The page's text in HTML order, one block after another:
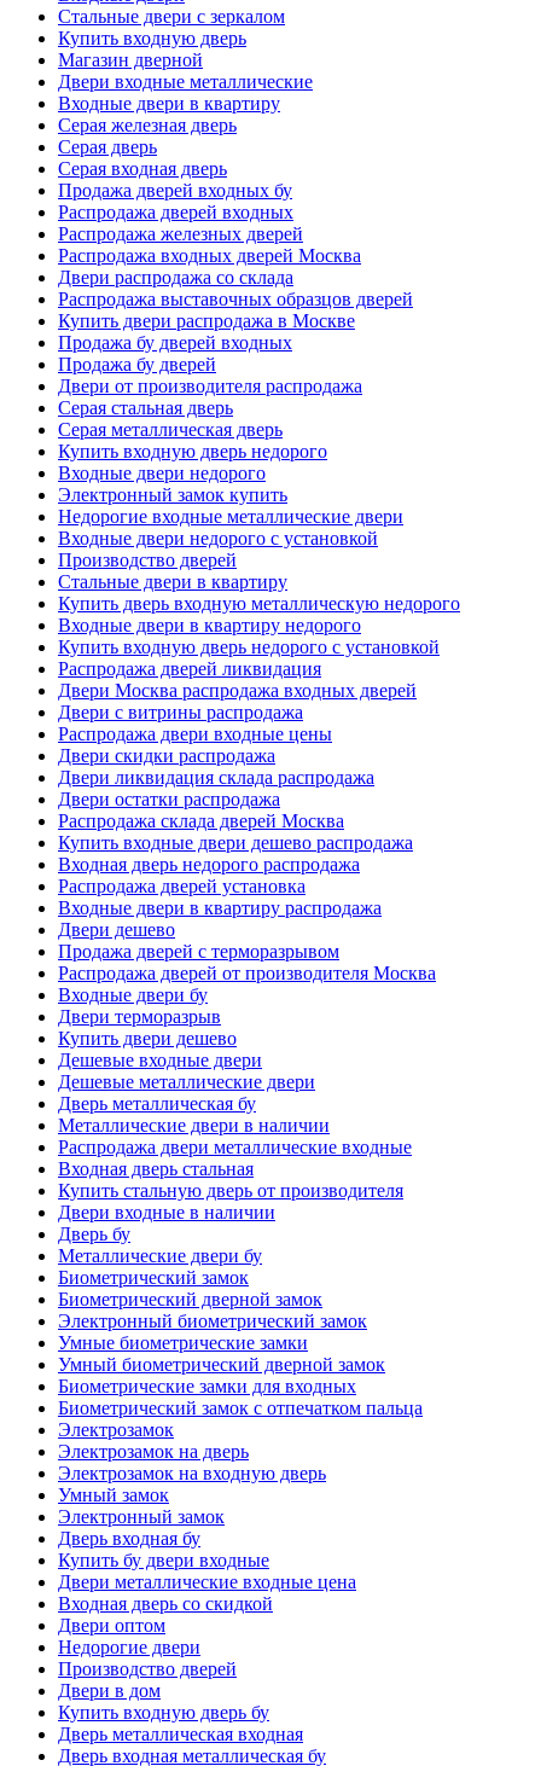
Стальные двери с зеркалом
Купить входную дверь
Магазин дверной
Двери входные металлические
Входные двери в квартиру
Серая железная дверь
Серая дверь
Серая входная дверь
Продажа дверей входных бу
Распродажа дверей входных
Распродажа железных дверей
Распродажа входных дверей Москва
Двери распродажа со склада
Распродажа выставочных образцов дверей
Купить двери распродажа в Москве
Продажа бу дверей входных
Продажа бу дверей
Двери от производителя распродажа
Серая стальная дверь
Серая металлическая дверь
Купить входную дверь недорого
Входные двери недорого
Электронный замок купить
Недорогие входные металлические двери
Входные двери недорого с установкой
Производство дверей
Стальные двери в квартиру
Купить дверь входную металлическую недорого
Входные двери в квартиру недорого
Купить входную дверь недорого с установкой
Распродажа дверей ликвидация
Двери Москва распродажа входных дверей
Двери с витрины распродажа
Распродажа двери входные цены
Двери скидки распродажа
Двери ликвидация склада распродажа
Двери остатки распродажа
Распродажа склада дверей Москва
Купить входные двери дешево распродажа
Входная дверь недорого распродажа
Распродажа дверей установка
Входные двери в квартиру распродажа
Двери дешево
Продажа дверей с терморазрывом
Распродажа дверей от производителя Москва
Входные двери бу
Двери терморазрыв
Купить двери дешево
Дешевые входные двери
Дешевые металлические двери
Дверь металлическая бу
Металлические двери в наличии
Распродажа двери металлические входные
Входная дверь стальная
Купить стальную дверь от производителя
Двери входные в наличии
Дверь бу
Металлические двери бу
Биометрический замок
Биометрический дверной замок
Электронный биометрический замок
Умные биометрические замки
Умный биометрический дверной замок
Биометрические замки для входных
Биометрический замок с отпечатком пальца
Электрозамок
Электрозамок на дверь
Электрозамок на входную дверь
Умный замок
Электронный замок
Дверь входная бу
Купить бу двери входные
Двери металлические входные цена
Входная дверь со скидкой
Двери оптом
Недорогие двери
Производство дверей
Двери в дом
Купить входную дверь бу
Дверь металлическая входная
Дверь входная металлическая бу